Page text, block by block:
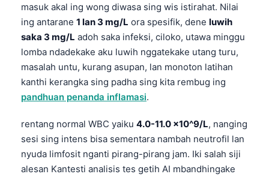
masuk akal ing wong diwasa sing wis istirahat. Nilai
ing antarane 1 lan 3 mg/L ora spesifik, dene luwih
saka 3 mg/L adoh saka infeksi, ciloko, utawa minggu
lomba ndadekake aku luwih nggatekake utang turu,
masalah untu, kurang asupan, lan monoton latihan
kanthi kerangka sing padha sing kita rembug ing
pandhuan penanda inflamasi.
rentang normal WBC yaiku 4.0-11.0 x10^9/L, nanging
sesi sing intens bisa sementara nambah neutrofil lan
nyuda limfosit nganti pirang-pirang jam. Iki salah siji
alesan Kantesti analisis tes getih AI mbandhingake
ไทย
ဗမာစာ
ភាសាខ្មែរ
Українська
O‘zbekcha
Català
Қазақ тілі